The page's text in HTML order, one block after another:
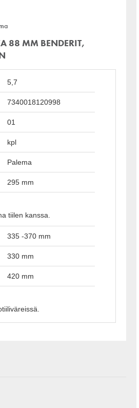
88 MM BENDERIT,
5,7
7340018120998
01
kpl
Palema
295 mm
tiilen kanssa.
335 -370 mm
330 mm
420 mm